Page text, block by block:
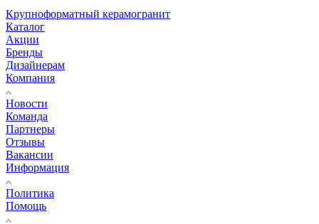
Крупноформатный керамогранит
Каталог
Акции
Бренды
Дизайнерам
Компания
Новости
Команда
Партнеры
Отзывы
Вакансии
Информация
Политика
Помощь